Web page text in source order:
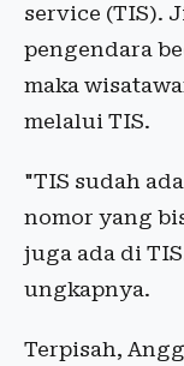
service (TIS).
pengendara
maka
melalui TIS.
"TIS sudah
nomor yang
juga ada di
ungkapnya.
Terpisah,